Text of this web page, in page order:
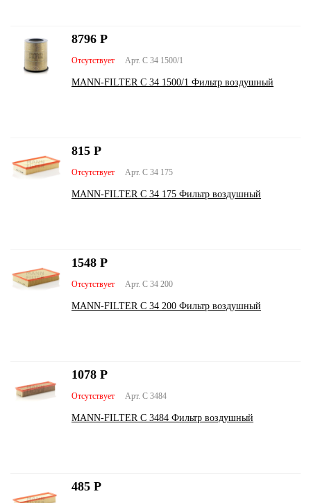
Арт. C 34 1500/1
Отсутствует
MANN-FILTER C 34 1500/1 Фильтр воздушный
8796 Р
Арт. C 34 175
Отсутствует
MANN-FILTER C 34 175 Фильтр воздушный
815 Р
Арт. C 34 200
Отсутствует
MANN-FILTER C 34 200 Фильтр воздушный
1548 Р
Арт. C 3484
Отсутствует
MANN-FILTER C 3484 Фильтр воздушный
1078 Р
485 Р